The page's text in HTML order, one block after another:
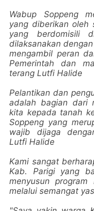
Wabup Soppeng
yang diberikan oleh
yang berdomisili
dilaksanakan
mengambil peran
Pemerintah dan
terang Lutfi Halide
Pelantikan dan
adalah bagian dari
kita kepada tanah
Soppeng yang
wajib dijaga
Lutfi Halide
Kami sangat
Kab. Parigi yang
menyusun program
melalui semangat